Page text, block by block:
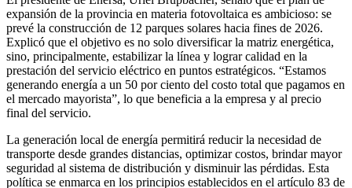
expansión de la provincia en materia fotovoltaica es ambicioso: se
prevé la construcción de 12 parques solares hacia fines de 2026.
Explicó que el objetivo es no solo diversificar la matriz energética,
sino, principalmente, estabilizar la línea y lograr calidad en la
prestación del servicio eléctrico en puntos estratégicos. “Estamos
generando energía a un 50 por ciento del costo total que pagamos en
el mercado mayorista”, lo que beneficia a la empresa y al precio
final del servicio.
La generación local de energía permitirá reducir la necesidad de
transporte desde grandes distancias, optimizar costos, brindar mayor
seguridad al sistema de distribución y disminuir las pérdidas. Esta
política se enmarca en los principios establecidos en el artículo 83 de